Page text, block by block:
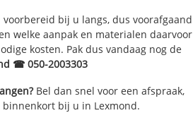
bij u langs, dus voorafgaand
welke aanpak en materialen daarvoor
kosten. Pak dus vandaag nog de
☎ 050-2003303
Bel dan snel voor een afspraak,
bij u in Lexmond.